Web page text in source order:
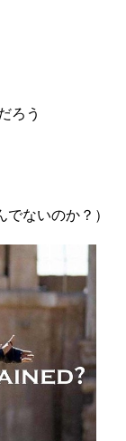
ろう
ないのか？）